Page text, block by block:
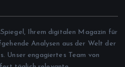
Ihrem digitalen Magazin für
Analysen aus der Welt der
Unser engagiertes Team von